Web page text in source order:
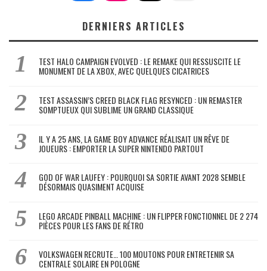
DERNIERS ARTICLES
TEST HALO CAMPAIGN EVOLVED : LE REMAKE QUI RESSUSCITE LE
MONUMENT DE LA XBOX, AVEC QUELQUES CICATRICES
TEST ASSASSIN’S CREED BLACK FLAG RESYNCED : UN REMASTER
SOMPTUEUX QUI SUBLIME UN GRAND CLASSIQUE
IL Y A 25 ANS, LA GAME BOY ADVANCE RÉALISAIT UN RÊVE DE
JOUEURS : EMPORTER LA SUPER NINTENDO PARTOUT
GOD OF WAR LAUFEY : POURQUOI SA SORTIE AVANT 2028 SEMBLE
DÉSORMAIS QUASIMENT ACQUISE
LEGO ARCADE PINBALL MACHINE : UN FLIPPER FONCTIONNEL DE 2 274
PIÈCES POUR LES FANS DE RÉTRO
VOLKSWAGEN RECRUTE… 100 MOUTONS POUR ENTRETENIR SA
CENTRALE SOLAIRE EN POLOGNE